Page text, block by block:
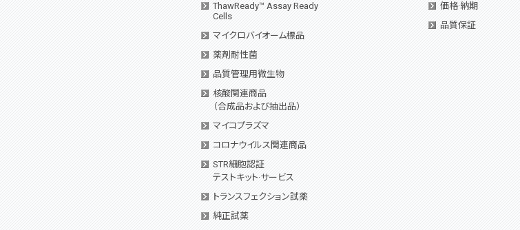
ThawReady™ Assay Ready
Cells
マイクロバイオーム標品
薬剤耐性菌
品質管理用微生物
核酸関連商品
（合成品および抽出品）
マイコプラズマ
コロナウイルス関連商品
STR細胞認証
テストキット·サービス
トランスフェクション試薬
純正試薬
価格·納期
品質保証